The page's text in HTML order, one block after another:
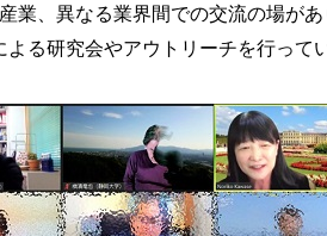
業、異なる業界間での交流の場があ
る研究会やアウトリーチを行って